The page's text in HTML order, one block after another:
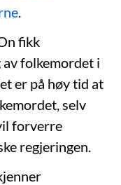
fikk
folkemordet i
er på høy tid at
selv
forverre
regjeringen.